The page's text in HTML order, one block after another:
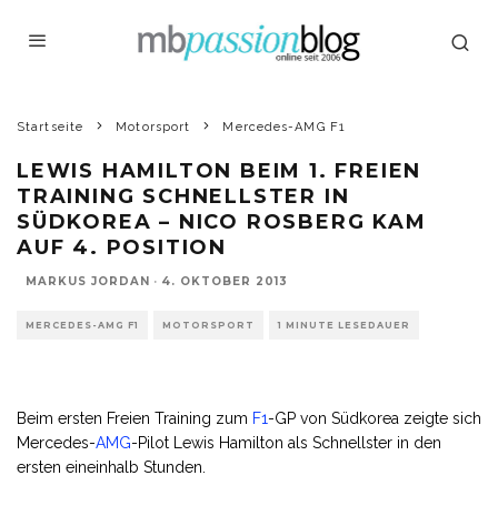
Startseite Motorsport Mercedes-AMG F1
LEWIS HAMILTON BEIM 1. FREIEN
TRAINING SCHNELLSTER IN
SÜDKOREA – NICO ROSBERG KAM
AUF 4. POSITION
MARKUS JORDAN · 4. OKTOBER 2013
MERCEDES-AMG F1 MOTORSPORT 1 MINUTE LESEDAUER
Beim ersten Freien Training zum F1-GP von Südkorea zeigte sich
Mercedes-AMG-Pilot Lewis Hamilton als Schnellster in den
ersten eineinhalb Stunden.